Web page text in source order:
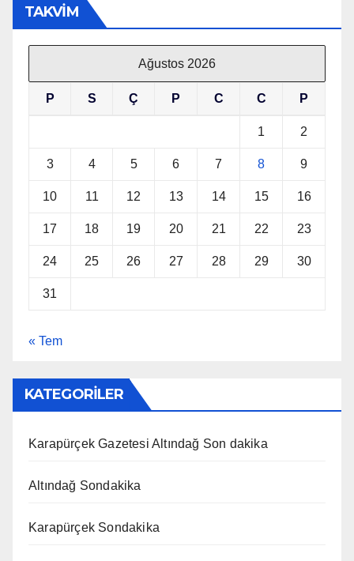
TAKVİM
Ağustos 2026
P S Ç P C C P
1 2
3 4 5 6 7 8 9
10 11 12 13 14 15 16
17 18 19 20 21 22 23
24 25 26 27 28 29 30
31
« Tem
KATEGORİLER
Karapürçek Gazetesi Altındağ Son dakika
Altındağ Sondakika
Karapürçek Sondakika